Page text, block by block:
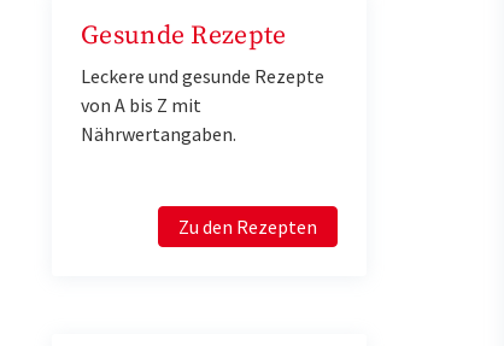
Gesunde Rezepte
Leckere und gesunde Rezepte
von A bis Z mit
Nährwertangaben.
Zu den Rezepten